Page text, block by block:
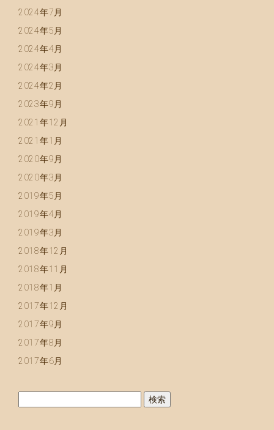
2024年7月
2024年5月
2024年4月
2024年3月
2024年2月
2023年9月
2021年12月
2021年1月
2020年9月
2020年3月
2019年5月
2019年4月
2019年3月
2018年12月
2018年11月
2018年1月
2017年12月
2017年9月
2017年8月
2017年6月
索: